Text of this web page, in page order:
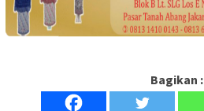
Bagikan :